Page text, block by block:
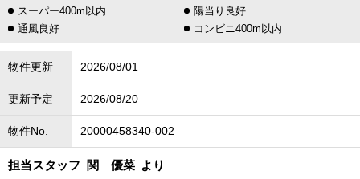
スーパー400m以内
陽当り良好
通風良好
コンビニ400m以内
物件更新 2026/08/01
更新予定 2026/08/20
物件No. 20000458340-002
担当スタッフ 関 優菜 より